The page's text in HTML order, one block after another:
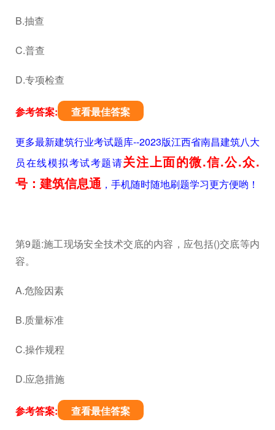
B.抽查
C.普查
D.专项检查
参考答案: 查看最佳答案
更多最新建筑行业考试题库--2023版江西省南昌建筑八大
员在线模拟考试考题请关注上面的微.信.公.众.
号：建筑信息通，手机随时随地刷题学习更方便哟！
第9题:施工现场安全技术交底的内容，应包括()交底等内
容。
A.危险因素
B.质量标准
C.操作规程
D.应急措施
参考答案: 查看最佳答案